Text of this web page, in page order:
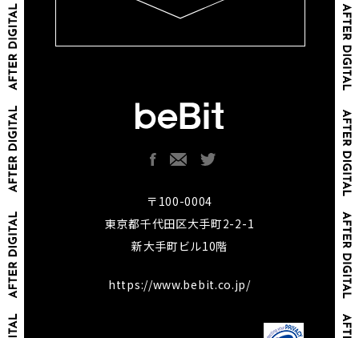
〒100-0004
東京都千代田区大手町2-2-1
新大手町ビル10階
https://www.bebit.co.jp/